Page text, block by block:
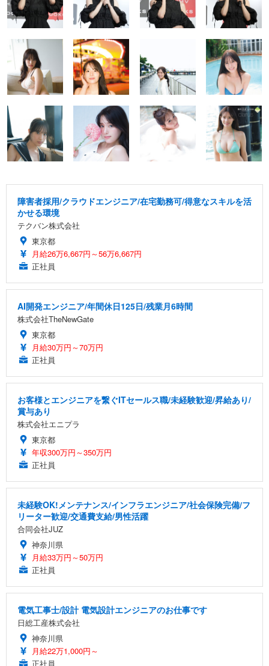
障害者採用/クラウドエンジニア/在宅勤務可/得意なスキルを活
かせる環境
テクバン株式会社
東京都
月給26万6,667円～56万6,667円
正社員
AI開発エンジニア/年間休日125日/残業月6時間
株式会社TheNewGate
東京都
月給30万円～70万円
正社員
お客様とエンジニアを繋ぐITセールス職/未経験歓迎/昇給あり/
賞与あり
株式会社エニプラ
東京都
年収300万円～350万円
正社員
未経験OK!メンテナンス/インフラエンジニア/社会保険完備/フ
リーター歓迎/交通費支給/男性活躍
合同会社JUZ
神奈川県
月給33万円～50万円
正社員
電気工事士/設計 電気設計エンジニアのお仕事です
日総工産株式会社
神奈川県
月給22万1,000円～
正社員